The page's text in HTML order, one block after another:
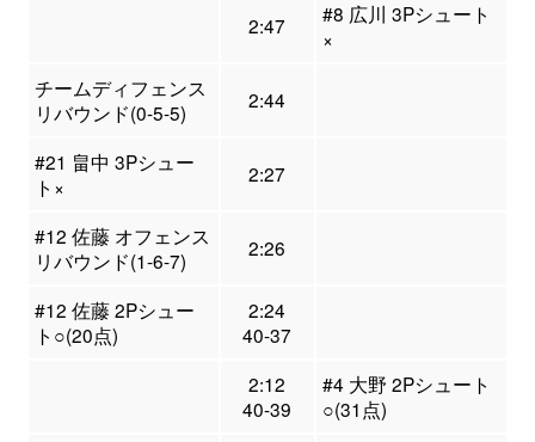
2:47
#8 広川 3Pシュート
×
チームディフェンス
リバウンド(0-5-5)
2:44
#21 畠中 3Pシュー
ト×
2:27
#12 佐藤 オフェンス
リバウンド(1-6-7)
2:26
#12 佐藤 2Pシュー
ト○(20点)
2:24
40-37
2:12
40-39
#4 大野 2Pシュート
○(31点)